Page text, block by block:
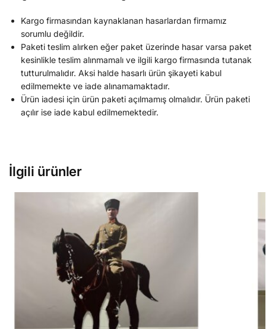
Kargo firmasından kaynaklanan hasarlardan firmamız
sorumlu değildir.
Paketi teslim alırken eğer paket üzerinde hasar varsa paket
kesinlikle teslim alınmamalı ve ilgili kargo firmasında tutanak
tutturulmalıdır. Aksi halde hasarlı ürün şikayeti kabul
edilmemekte ve iade alınamamaktadır.
Ürün iadesi için ürün paketi açılmamış olmalıdır. Ürün paketi
açılır ise iade kabul edilmemektedir.
İlgili ürünler